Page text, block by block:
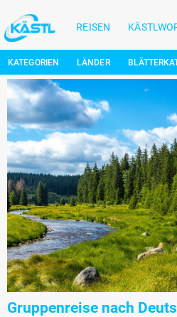
REISEN
KATEGORIEN LÄNDER
Gruppenreise nach